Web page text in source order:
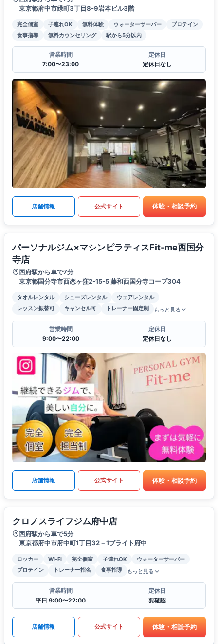
東京都府中市緑町3丁目8-9岩本ビル3階
完全個室 子連れOK 無料体験 ウォーターサーバー
プロテイン
食事指導
無料カウンセリング 駅から5分以内
営業時間
7:00〜23:00
定休日
定休日なし
店舗情報 公式サイト 体験・相談予約
パーソナルジム×マシンピラティスFit-me西国分
寺店
西府駅から車で7分
東京都国分寺市西恋ヶ窪2-15-5 藤和西国分寺コープ304
タオルレンタル シューズレンタル
ウェアレンタル
レッスン振替可
キャンセル可 トレーナー固定制 もっと見る
営業時間
9:00〜22:00
定休日
定休日なし
店舗情報 公式サイト 体験・相談予約
クロノスライフジム府中店
西府駅から車で5分
東京都府中市府中町1丁目32－1ブライト府中
ロッカー Wi-Fi 完全個室 子連れOK
ウォーターサーバー
プロテイン
トレーナー指名 食事指導 もっと見る
営業時間
平日 9:00〜22:00
定休日
要確認
店舗情報 公式サイト 体験・相談予約